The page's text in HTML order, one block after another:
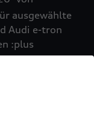
ausgewählte
Audi e-tron
:plus